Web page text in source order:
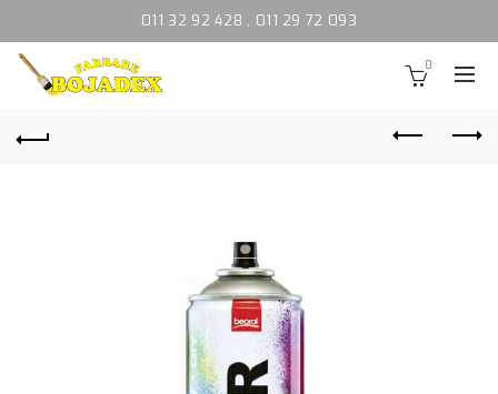
011 32 92 428 , 011 29 72 093
0